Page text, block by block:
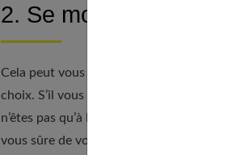
2. Se montrer à l’aise
Cela peut vous surprendre, mais quand
choix. S’il vous voit briller en société et
n’êtes pas qu’à lui. Cela est d’autant
vous sûre de vous, souriante,